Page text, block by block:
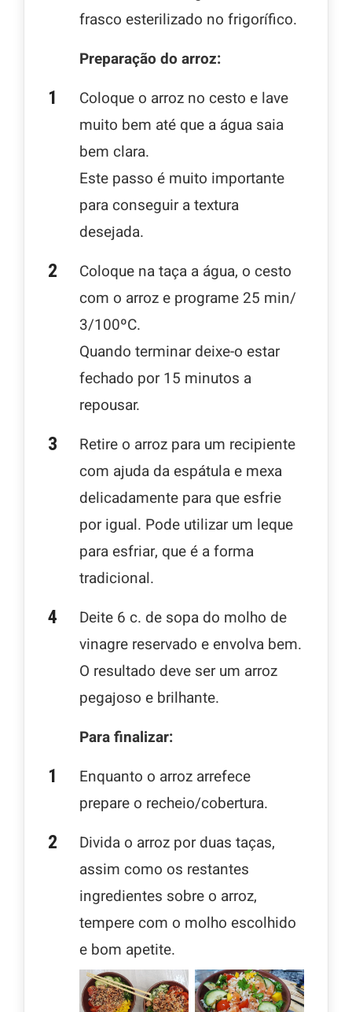
frasco esterilizado no frigorífico.
Preparação do arroz:
Coloque o arroz no cesto e lave
muito bem até que a água saia
bem clara.
Este passo é muito importante
para conseguir a textura
desejada.
Coloque na taça a água, o cesto
com o arroz e programe 25 min/
3/100ºC.
Quando terminar deixe-o estar
fechado por 15 minutos a
repousar.
Retire o arroz para um recipiente
com ajuda da espátula e mexa
delicadamente para que esfrie
por igual. Pode utilizar um leque
para esfriar, que é a forma
tradicional.
Deite 6 c. de sopa do molho de
vinagre reservado e envolva bem.
O resultado deve ser um arroz
pegajoso e brilhante.
Para finalizar:
Enquanto o arroz arrefece
prepare o recheio/cobertura.
Divida o arroz por duas taças,
assim como os restantes
ingredientes sobre o arroz,
tempere com o molho escolhido
e bom apetite.